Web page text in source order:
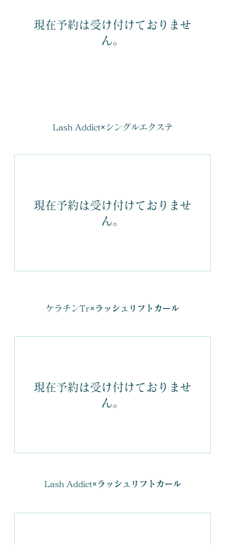
現在予約は受け付けておりませ
ん。
Lash Addict× シングルエクステ
現在予約は受け付けておりませ
ん。
​ケラチンTr×ラッシュリフトカール
現在予約は受け付けておりませ
ん。
Lash Addict×ラッシュリフトカール